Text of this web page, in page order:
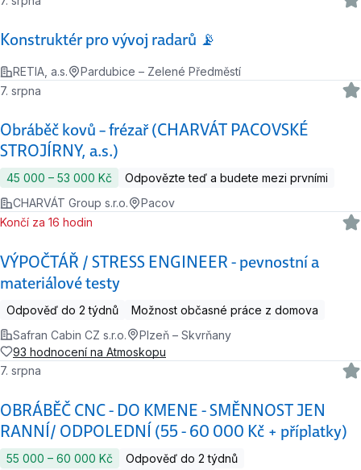
Konstruktér pro vývoj radarů 📡
RETIA, a.s. Pardubice – Zelené Předměstí
Obráběč kovů – frézař (CHARVÁT PACOVSKÉ
STROJÍRNY, a.s.)
7. srpna
45 000 ‍–‍ 53 000 Kč
Odpovězte teď a budete mezi prvními
CHARVÁT Group s.r.o.
Pacov
VÝPOČTÁŘ / STRESS ENGINEER - pevnostní a
materiálové testy
Končí za 16 hodin
Odpověď do 2 týdnů
Možnost občasné práce z domova
Safran Cabin CZ s.r.o.
Plzeň – Skvrňany
93 hodnocení na Atmoskopu
OBRÁBĚČ CNC - DO KMENE - SMĚNNOST JEN
RANNÍ/ ODPOLEDNÍ (55 - 60 000 Kč + příplatky)
7. srpna
55 000 ‍–‍ 60 000 Kč
Odpověď do 2 týdnů